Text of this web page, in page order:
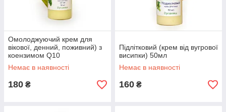
Омолоджуючий крем для
вікової, денний, поживний) з
коензимом Q10
Немає в наявності
180 ₴
Підлітковий (крем від вугрової
висипки) 50мл
Немає в наявності
160 ₴